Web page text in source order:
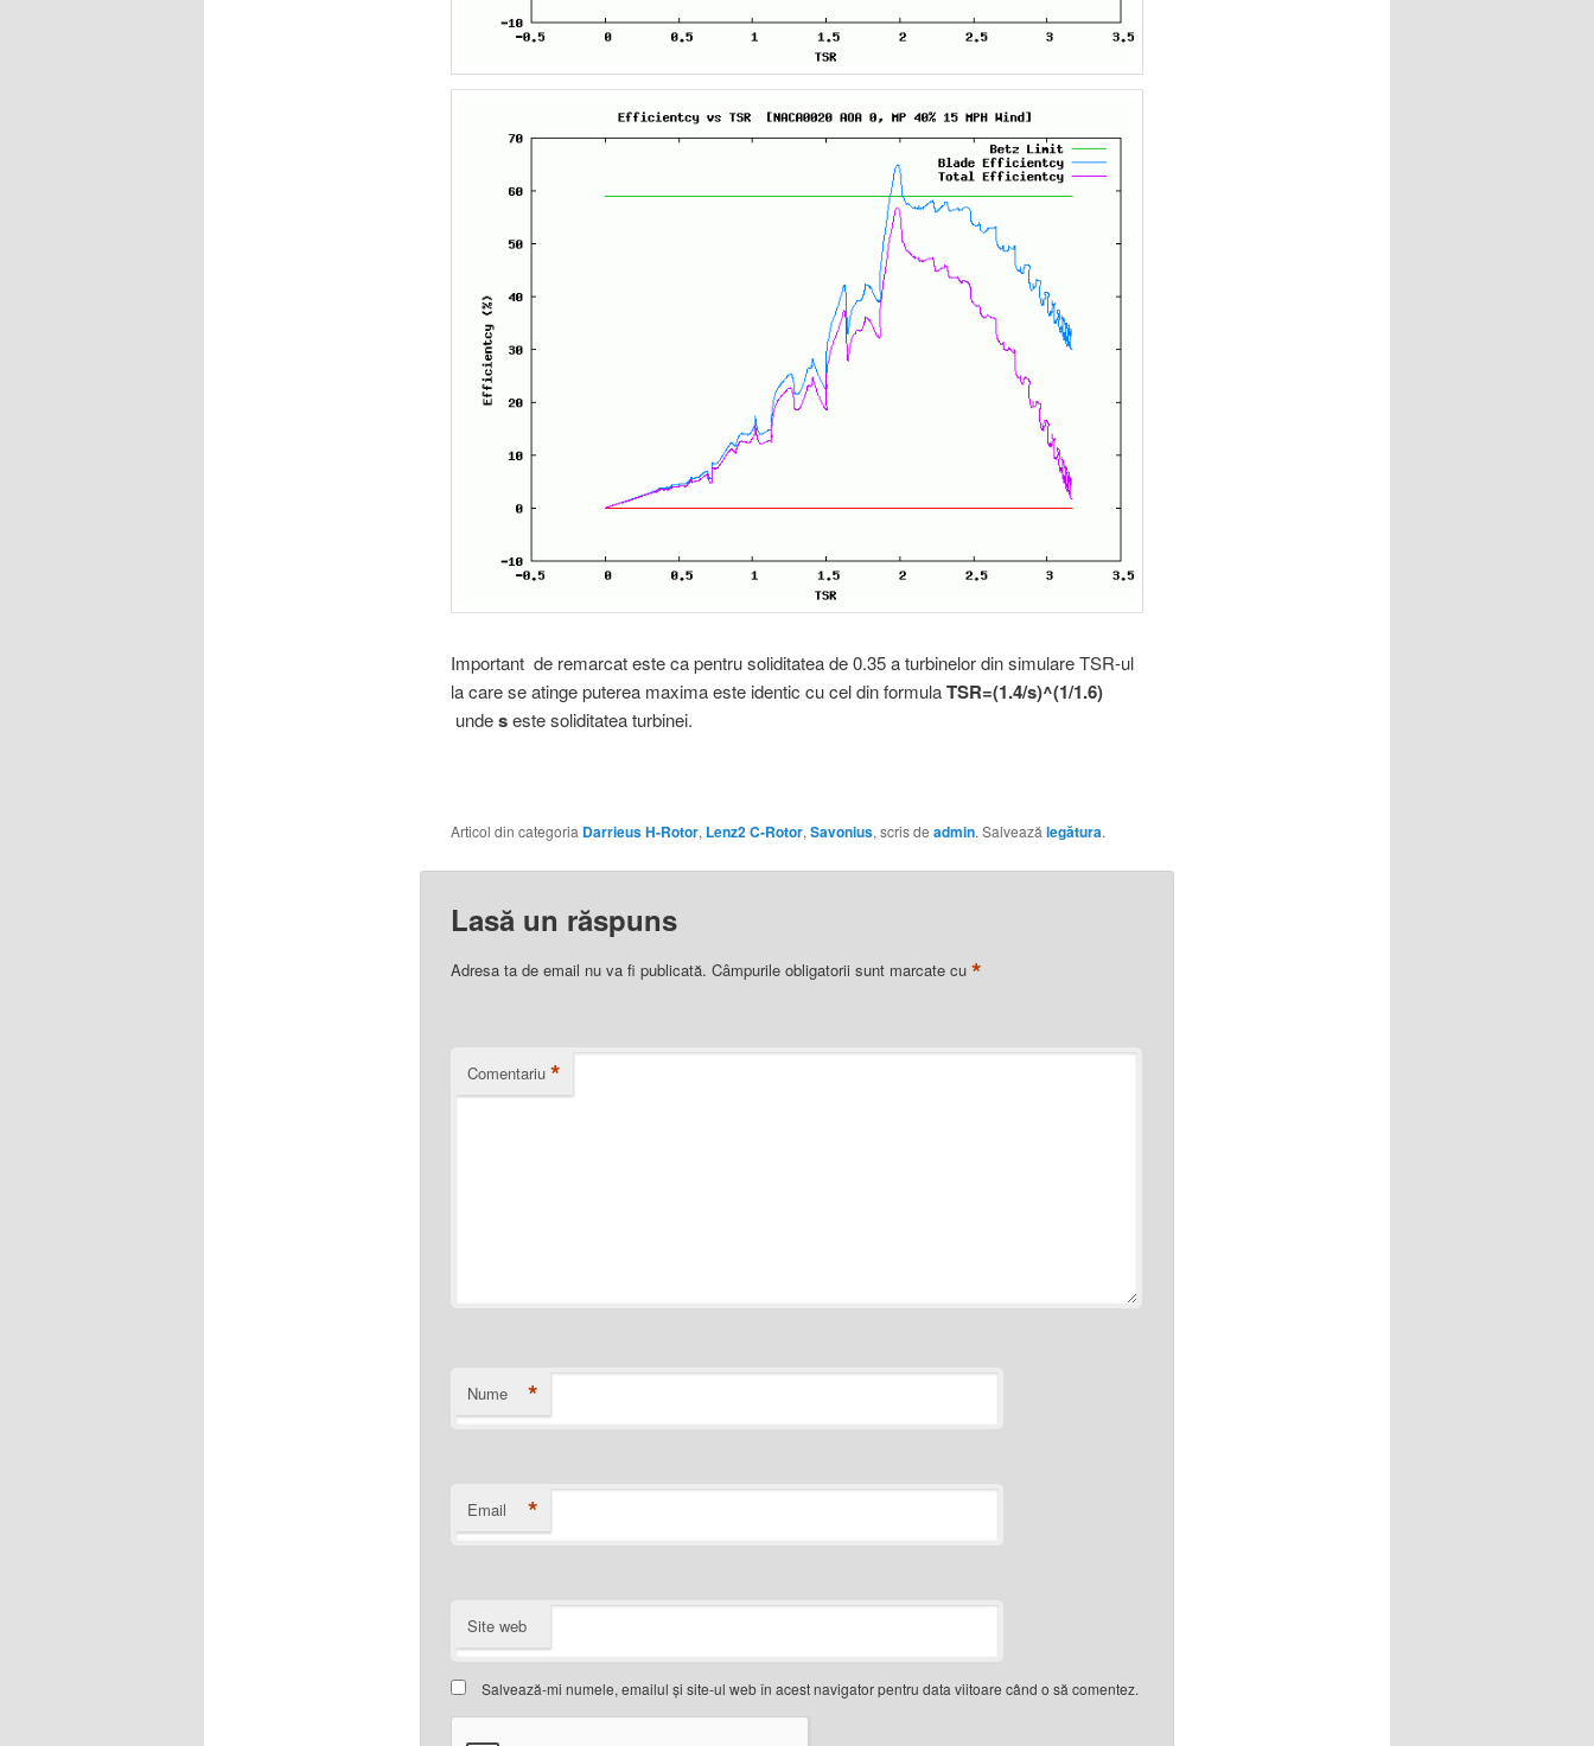
Important de remarcat este ca pentru soliditatea de 0.35 a turbinelor din simulare TSR-ul
la care se atinge puterea maxima este identic cu cel din formulaTSR=(1.4/s)^(1/1.6)
undeseste soliditatea turbinei.
Articol din categoria Darrieus H-Rotor, Lenz2 C-Rotor, Savonius, scris de admin. Salvează legătura.
Lasă un răspuns
Adresa ta de email nu va fi publicată. Câmpurile obligatorii sunt marcate cu *
Comentariu *
Nume *
Email *
Site web
Salvează-mi numele, emailul și site-ul web în acest navigator pentru data viitoare când o să comentez.